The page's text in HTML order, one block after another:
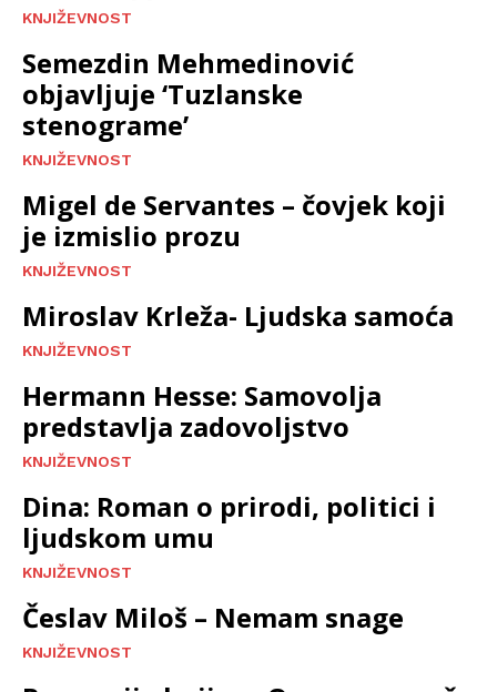
KNJIŽEVNOST
Semezdin Mehmedinović
objavljuje ‘Tuzlanske
stenograme’
KNJIŽEVNOST
Migel de Servantes – čovjek koji
je izmislio prozu
KNJIŽEVNOST
Miroslav Krleža- Ljudska samoća
KNJIŽEVNOST
Hermann Hesse: Samovolja
predstavlja zadovoljstvo
KNJIŽEVNOST
Dina: Roman o prirodi, politici i
ljudskom umu
KNJIŽEVNOST
Česlav Miloš – Nemam snage
KNJIŽEVNOST